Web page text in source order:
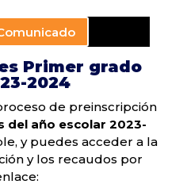
Primer grado
2024
de preinscripción
del año escolar 2023-
y puedes acceder a la
y los recaudos por